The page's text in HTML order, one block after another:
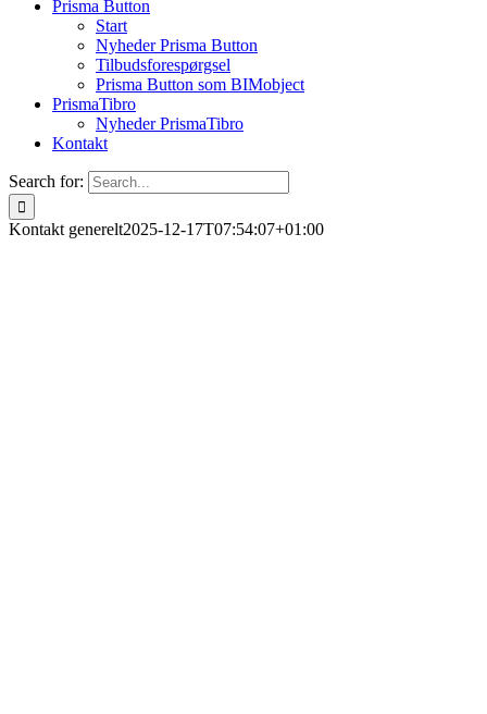
Prisma Button
Start
Nyheder Prisma Button
Tilbudsforespørgsel
Prisma Button som BIMobject
PrismaTibro
Nyheder PrismaTibro
Kontakt
Search for:
Kontakt generelt2025-12-17T07:54:07+01:00